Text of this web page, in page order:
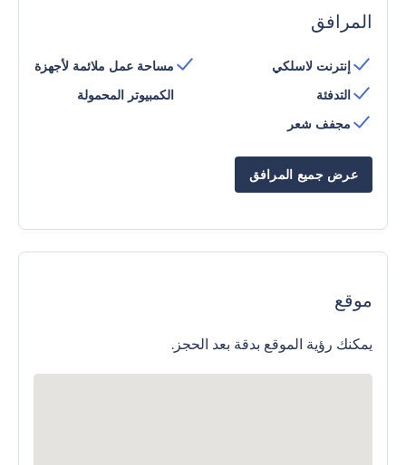
المرافق
إنترنت لاسلكي
التدفئة
مجفف شعر
مساحة عمل ملائمة لأجهزة
الكمبيوتر المحمولة
عرض جميع المرافق
موقع
يمكنك رؤية الموقع بدقة بعد الحجز.